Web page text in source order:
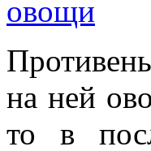
на ней
то в